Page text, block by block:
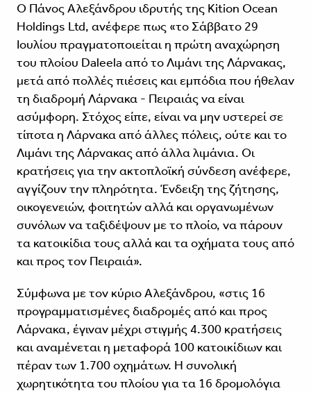
Ο Πάνος Αλεξάνδρου ιδρυτής της Kition Ocean
Holdings Ltd, ανέφερε πως «το Σάββατο 29
Ιουλίου πραγματοποιείται η πρώτη αναχώρηση
του πλοίου Daleela από το Λιμάνι της Λάρνακας,
μετά από πολλές πιέσεις και εμπόδια που ήθελαν
τη διαδρομή Λάρνακα - Πειραιάς να είναι
ασύμφορη. Στόχος είπε, είναι να μην υστερεί σε
τίποτα η Λάρνακα από άλλες πόλεις, ούτε και το
Λιμάνι της Λάρνακας από άλλα λιμάνια. Οι
κρατήσεις για την ακτοπλοϊκή σύνδεση ανέφερε,
αγγίζουν την πληρότητα. Ένδειξη της ζήτησης,
οικογενειών, φοιτητών αλλά και οργανωμένων
συνόλων να ταξιδέψουν με το πλοίο, να πάρουν
τα κατοικίδια τους αλλά και τα οχήματα τους από
και προς τον Πειραιά».
Σύμφωνα με τον κύριο Αλεξάνδρου, «στις 16
προγραμματισμένες διαδρομές από και προς
Λάρνακα, έγιναν μέχρι στιγμής 4.300 κρατήσεις
και αναμένεται η μεταφορά 100 κατοικίδιων και
πέραν των 1.700 οχημάτων. Η συνολική
χωρητικότητα του πλοίου για τα 16 δρομολόγια